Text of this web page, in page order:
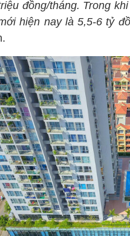
đồng/tháng. Trong
hiện nay là 5,5-6 tỷ